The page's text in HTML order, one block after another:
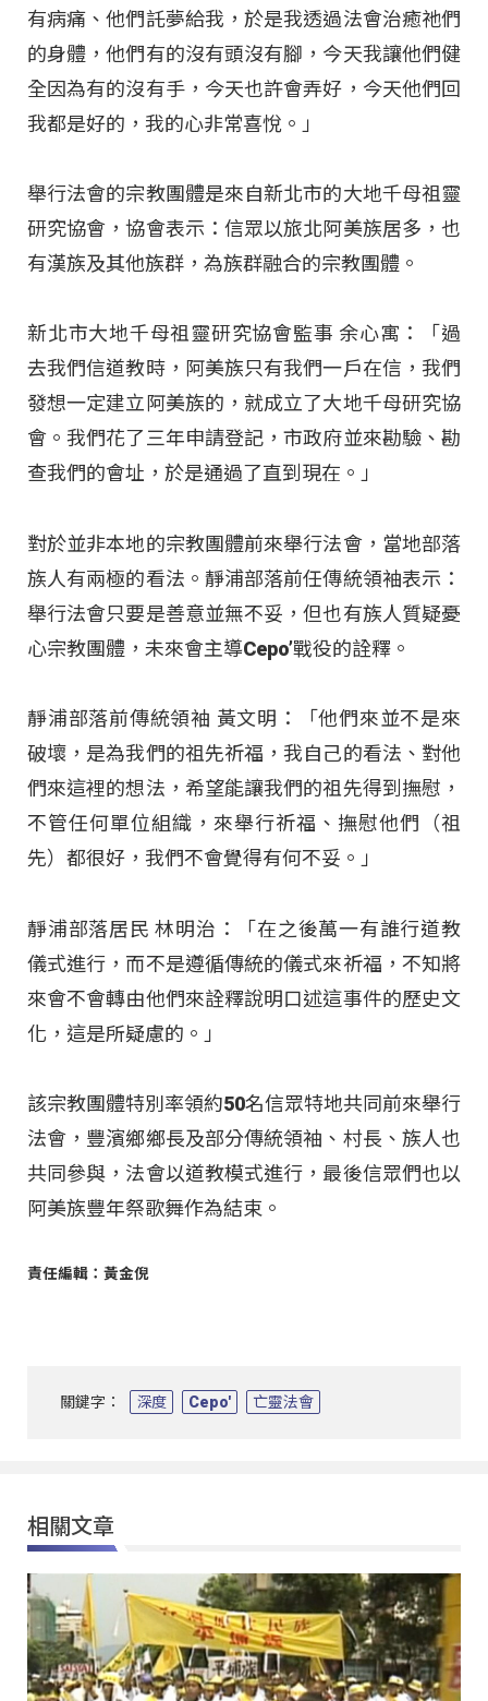
有病痛、他們託夢給我，於是我透過法會治癒祂們
的身體，他們有的沒有頭沒有腳，今天我讓他們健
全因為有的沒有手，今天也許會弄好，今天他們回
我都是好的，我的心非常喜悅。」
舉行法會的宗教團體是來自新北市的大地千母祖靈
研究協會，協會表示：信眾以旅北阿美族居多，也
有漢族及其他族群，為族群融合的宗教團體。
新北市大地千母祖靈研究協會監事 余心寓：「過
去我們信道教時，阿美族只有我們一戶在信，我們
發想一定建立阿美族的，就成立了大地千母研究協
會。我們花了三年申請登記，市政府並來勘驗、勘
查我們的會址，於是通過了直到現在。」
對於並非本地的宗教團體前來舉行法會，當地部落
族人有兩極的看法。靜浦部落前任傳統領袖表示：
舉行法會只要是善意並無不妥，但也有族人質疑憂
心宗教團體，未來會主導Cepo’戰役的詮釋。
靜浦部落前傳統領袖 黃文明：「他們來並不是來
破壞，是為我們的祖先祈福，我自己的看法、對他
們來這裡的想法，希望能讓我們的祖先得到撫慰，
不管任何單位組織，來舉行祈福、撫慰他們（祖
先）都很好，我們不會覺得有何不妥。」
靜浦部落居民 林明治：「在之後萬一有誰行道教
儀式進行，而不是遵循傳統的儀式來祈福，不知將
來會不會轉由他們來詮釋說明口述這事件的歷史文
化，這是所疑慮的。」
該宗教團體特別率領約50名信眾特地共同前來舉行
法會，豐濱鄉鄉長及部分傳統領袖、村長、族人也
共同參與，法會以道教模式進行，最後信眾們也以
阿美族豐年祭歌舞作為結束。
責任編輯：黃金倪
關鍵字： 深度 Cepo' 亡靈法會
相關文章